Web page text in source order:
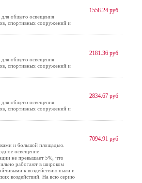
общего освещения
спортивных сооружений и
1558.24 руб
общего освещения
спортивных сооружений и
2181.36 руб
общего освещения
спортивных сооружений и
2834.67 руб
и большой площадью.
освещение
не превышает 5%, что
работают в широком
к воздействию пыли и
воздействий. На всю серию
7094.91 руб